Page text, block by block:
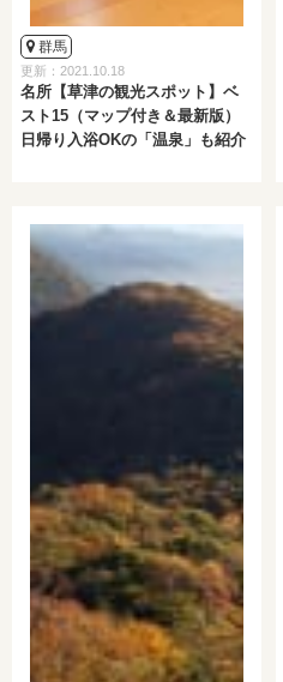
群馬
更新：2021.10.18
名所【草津の観光スポット】ベ
スト15（マップ付き＆最新版）
日帰り入浴OKの「温泉」も紹介